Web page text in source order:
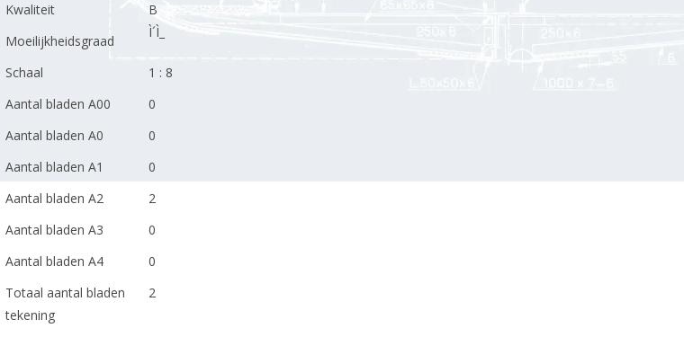
Kwaliteit
B
Moeilijkheidsgraad
Ì´Ì_
Schaal
1 : 8
Aantal bladen A00
0
Aantal bladen A0
0
Aantal bladen A1
0
Aantal bladen A2
2
Aantal bladen A3
0
Aantal bladen A4
0
Totaal aantal bladen
tekening
2